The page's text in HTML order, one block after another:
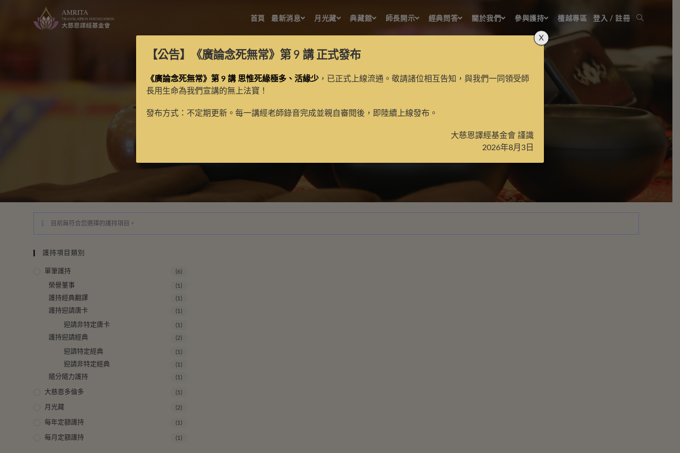
首頁 最新消息 月光藏 典藏館 師長開示 經典問答 關於我們 參與護持 檀越專區 登入 / 註冊
顯教儀軌
目前無符合您選擇的護持項目。
護持項目類別
單筆護持 (6)
榮譽董事 (1)
護持經典翻譯 (1)
護持迎請唐卡 (1)
迎請非特定唐卡 (1)
護持迎請經典 (2)
迎請特定經典 (1)
迎請非特定經典 (1)
隨分隨力護持 (1)
大慈恩多倫多 (1)
月光藏 (2)
每年定額護持 (1)
每月定額護持 (1)
【公告】 《廣論念死無常》第 9 講正式發布
《廣論念死無常》第 9 講 思惟死緣極多、活緣少，已正式上線流通。敬請諸位相互告知，與我們一同領受師
長用生命為我們宣講的無上法寶！
發布方式：不定期更新。每一講經老師錄音完成並親自審閱後，即陸續上線發布。
大慈恩譯經基金會 謹識
2026年8月3日
X